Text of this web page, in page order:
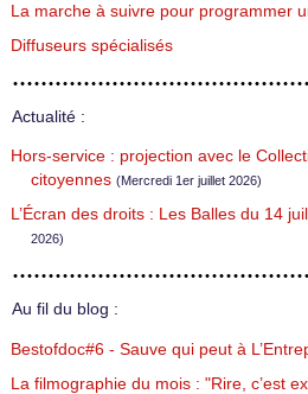
La marche à suivre pour programmer
Diffuseurs spécialisés
Actualité :
Hors-service : projection avec le
citoyennes (Mercredi 1er juillet 2026)
L’Écran des droits : Les Balles du 14
2026)
Au fil du blog :
Bestofdoc#6 - Sauve qui peut à
La filmographie du mois : "Rire, c’est